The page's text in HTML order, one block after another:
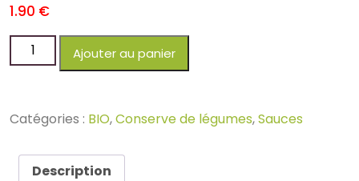
1.90 €
Ajouter au panier
Catégories : BIO,Conserve de légumes,Sauces
Description